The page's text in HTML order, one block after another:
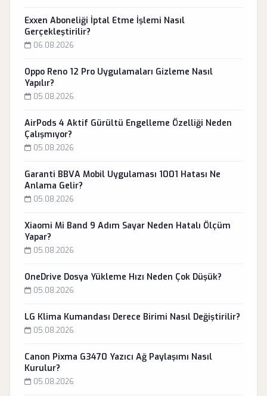
Exxen Aboneliği İptal Etme İşlemi Nasıl
Gerçekleştirilir?
06.08.2026
Oppo Reno 12 Pro Uygulamaları Gizleme Nasıl
Yapılır?
05.08.2026
AirPods 4 Aktif Gürültü Engelleme Özelliği Neden
Çalışmıyor?
05.08.2026
Garanti BBVA Mobil Uygulaması 1001 Hatası Ne
Anlama Gelir?
05.08.2026
Xiaomi Mi Band 9 Adım Sayar Neden Hatalı Ölçüm
Yapar?
05.08.2026
OneDrive Dosya Yükleme Hızı Neden Çok Düşük?
05.08.2026
LG Klima Kumandası Derece Birimi Nasıl Değiştirilir?
05.08.2026
Canon Pixma G3470 Yazıcı Ağ Paylaşımı Nasıl
Kurulur?
05.08.2026